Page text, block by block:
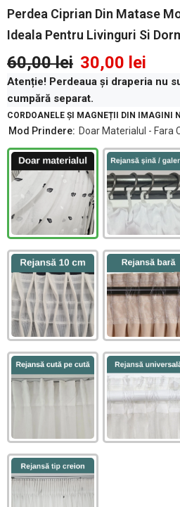
Perdea Ciprian Din Matase
Ideala Pentru Livinguri Si
60,00 lei 30,00 lei
Atenție! Perdeaua și draperia nu
cumpără separat.
CORDOANELE ȘI MAGNEȚII DIN IMAGINI
Mod Prindere: Doar Materialul - Fara